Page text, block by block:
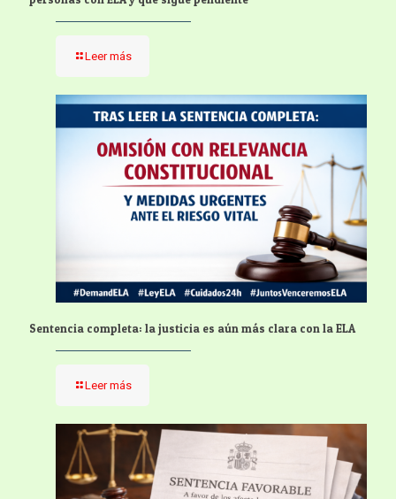
Leer más
Sentencia completa: la justicia es aún más clara con la ELA
Leer más